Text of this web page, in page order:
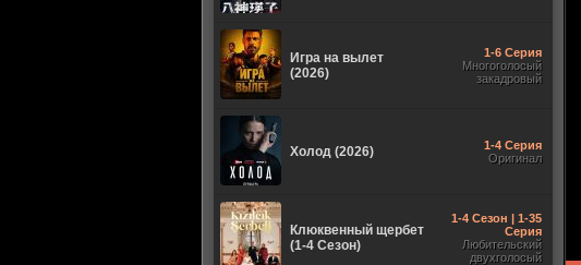
Игра на вылет
(2026)
1-6 Серия
Многоголосый
закадровый
Холод (2026)
1-4 Серия
Оригинал
Клюквенный щербет
(1-4 Сезон)
1-4 Сезон | 1-35
Серия
Любительский
двухголосый